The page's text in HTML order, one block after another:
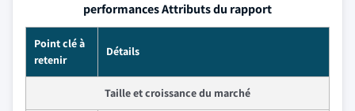
performances Attributs du rapport
Point clé à
retenir
Détails
Taille et croissance du marché